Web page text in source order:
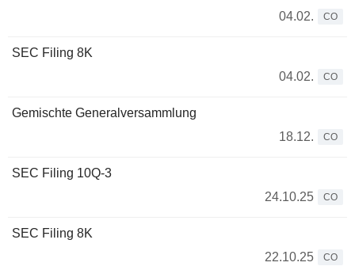
04.02.
CO
SEC Filing 8K
04.02.
CO
Gemischte Generalversammlung
18.12.
CO
SEC Filing 10Q-3
24.10.25
CO
SEC Filing 8K
22.10.25
CO